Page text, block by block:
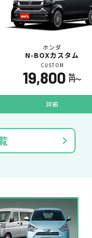
る
払えるので、ポ
ホンダ
N-BOXカスタム
CUSTOM
19,800 税込
円〜
詳細